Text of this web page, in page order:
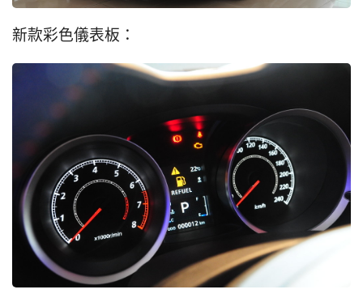
新款彩色儀表板：